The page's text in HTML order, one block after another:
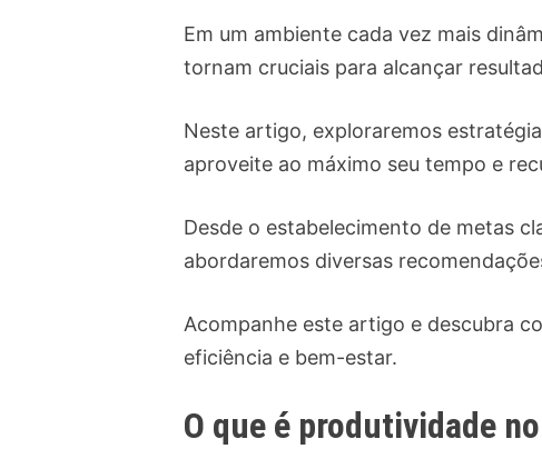
Em um ambiente cada vez mais
tornam cruciais para alcançar
Neste artigo, exploraremos
aproveite ao máximo seu tempo e
Desde o estabelecimento de metas
abordaremos diversas
Acompanhe este artigo e descubra
eficiência e bem-estar.
O que é produtividade